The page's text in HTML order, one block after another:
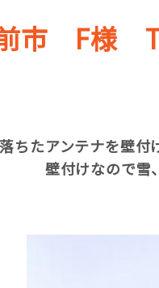
市 F様
ちたアンテナを壁付
壁付けなので雪